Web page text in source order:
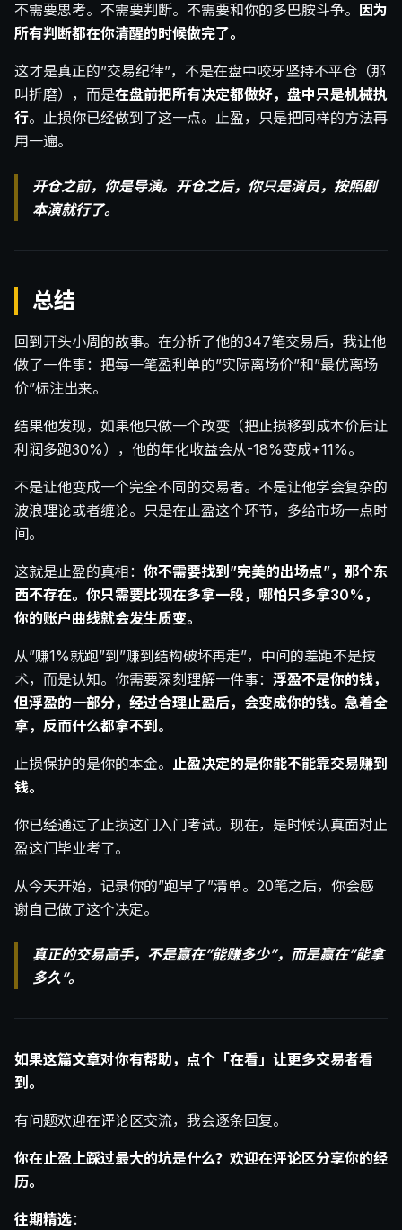
不需要思考。不需要判断。不需要和你的多巴胺斗争。
因为
所有判断都在你清醒的时候做完了。
这才是真正的”交易纪律”，不是在盘中咬牙坚持不平仓（那
叫折磨），而是在盘前把所有决定都做好，盘中只是机械执
行。止损你已经做到了这一点。止盈，只是把同样的方法再
用一遍。
开仓之前，你是导演。开仓之后，你只是演员，按照剧
本演就行了。
总结
回到开头小周的故事。在分析了他的347笔交易后，我让他
做了一件事：把每一笔盈利单的”实际离场价”和”最优离场
价”标注出来。
结果他发现，如果他只做一个改变（把止损移到成本价后让
利润多跑30%），他的年化收益会从-18%变成+11%。
不是让他变成一个完全不同的交易者。不是让他学会复杂的
波浪理论或者缠论。只是在止盈这个环节，多给市场一点时
间。
这就是止盈的真相： 你不需要找到”完美的出场点”，那个东
西不存在。你只需要比现在多拿一段，哪怕只多拿30%，
你的账户曲线就会发生质变。
从”赚1%就跑”到”赚到结构破坏再走”，中间的差距不是技
术，而是认知。你需要深刻理解一件事： 浮盈不是你的钱，
但浮盈的一部分，经过合理止盈后，会变成你的钱。急着全
拿，反而什么都拿不到。
止损保护的是你的本金。 止盈决定的是你能不能靠交易赚到
钱。
你已经通过了止损这门入门考试。现在，是时候认真面对止
盈这门毕业考了。
从今天开始，记录你的”跑早了”清单。20笔之后，你会感
谢自己做了这个决定。
真正的交易高手，不是赢在”能赚多少”，而是赢在”能拿
多久”。
如果这篇文章对你有帮助，点个「在看」让更多交易者看
到。
有问题欢迎在评论区交流，我会逐条回复。
你在止盈上踩过最大的坑是什么？欢迎在评论区分享你的经
历。
往期精选：